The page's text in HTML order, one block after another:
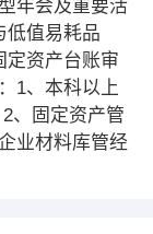
年会及重要活
低值易耗品
定资产台账审
1、本科以上
、固定资产管
业材料库管经